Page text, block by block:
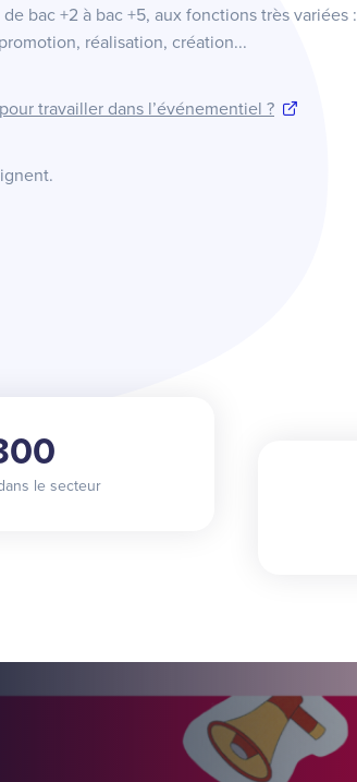
bac +2 à bac +5, aux fonctions très variées :
réalisation, création...
travailler dans l’événementiel ?
le secteur